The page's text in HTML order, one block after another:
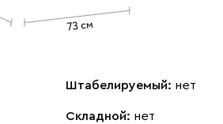
Штабелируемый: нет
Складной: нет